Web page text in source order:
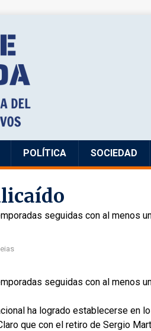
POLÍTICA SOCIEDAD
seguidas con al menos
seguidas con al menos
ha logrado establecerse en
que con el retiro de Sergio